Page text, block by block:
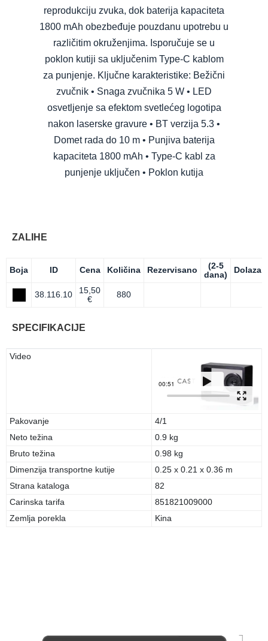
reprodukciju zvuka, dok baterija kapaciteta
1800 mAh obezbeđuje pouzdanu upotrebu u
različitim okruženjima. Isporučuje se u
poklon kutiji sa uključenim Type-C kablom
za punjenje. Ključne karakteristike: Bežični
zvučnik • Snaga zvučnika 5 W • LED
osvetljenje sa efektom svetlećeg logotipa
nakon laserske gravure • BT verzija 5.3 •
Domet rada do 10 m • Punjiva baterija
kapaciteta 1800 mAh • Type-C kabl za
punjenje uključen • Poklon kutija
ZALIHE
Boja ID Cena Količina Rezervisano
(2-5
dana)
Dolazak
38.116.10
15,50
€
880
SPECIFIKACIJE
Video
Pakovanje
4/1
Neto težina
0.9 kg
Bruto težina
0.98 kg
Dimenzija transportne kutije
0.25 x 0.21 x 0.36 m
Strana kataloga
82
Carinska tarifa
851821009000
Zemlja porekla
Kina